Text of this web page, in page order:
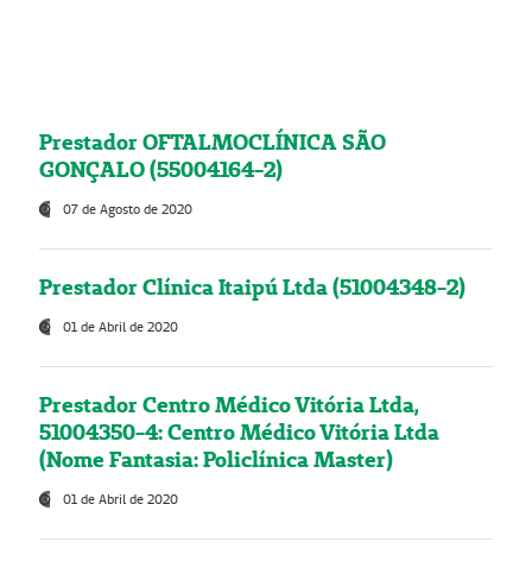
Prestador OFTALMOCLÍNICA SÃO
GONÇALO (55004164-2)
07 de Agosto de 2020
Prestador Clínica Itaipú Ltda (51004348-2)
01 de Abril de 2020
Prestador Centro Médico Vitória Ltda,
51004350-4: Centro Médico Vitória Ltda
(Nome Fantasia: Policlínica Master)
01 de Abril de 2020